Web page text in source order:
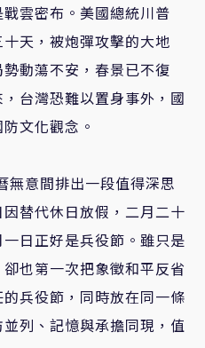
雲密布。美國總統川普
天，被炮彈攻擊的大地
動蕩不安，春景已不復
台灣恐難以置身事外，國
文化觀念。
無意間排出一段值得深思
替代休日放假，二月二十
日正好是兵役節。雖只是
也第一次把象徵和平反省
兵役節，同時放在同一條
列、記憶與承擔同現，值